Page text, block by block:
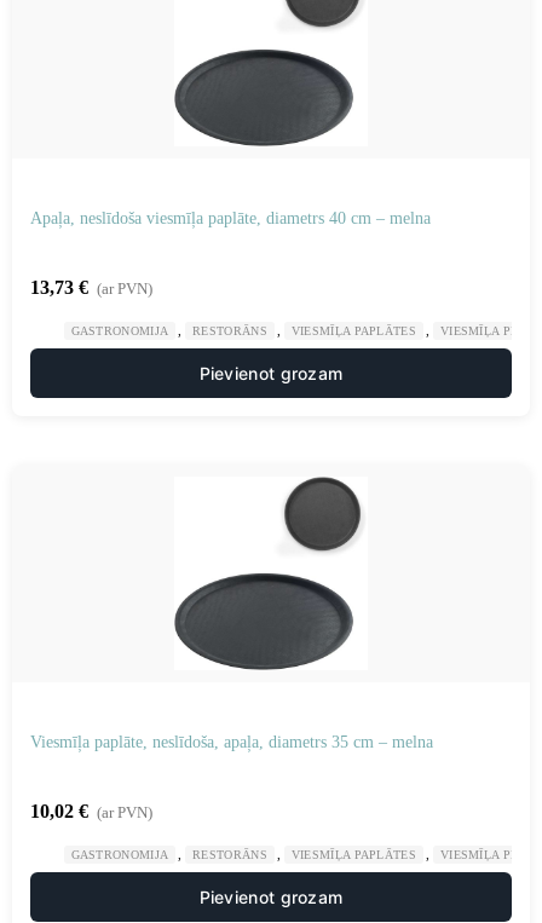
Apaļa, neslīdoša viesmīļa paplāte, diametrs 40 cm – melna
13,73 € (ar PVN)
GASTRONOMIJA RESTORĀNS VIESMĪĻA PAPLĀTES VIESMĪĻA
Pievienot grozam
Viesmīļa paplāte, neslīdoša, apaļa, diametrs 35 cm – melna
10,02 € (ar PVN)
GASTRONOMIJA RESTORĀNS VIESMĪĻA PAPLĀTES VIESMĪĻA
Pievienot grozam